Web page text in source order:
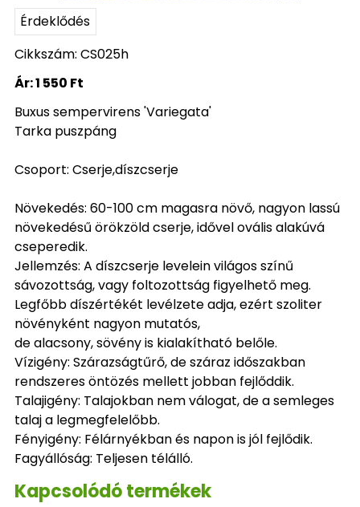
Érdeklődés
Cikkszám: CS025h
Ár:1 550 Ft
Buxus sempervirens 'Variegata'
Tarka puszpáng
Csoport: Cserje,díszcserje
Növekedés: 60-100 cm magasra növő, nagyon lassú
növekedésű örökzöld cserje, idővel ovális alakúvá
cseperedik.
Jellemzés: A díszcserje levelein világos színű
sávozottság, vagy foltozottság figyelhető meg.
Legfőbb díszértékét levélzete adja, ezért szoliter
növényként nagyon mutatós,
de alacsony, sövény is kialakítható belőle.
Vízigény: Szárazságtűrő, de száraz időszakban
rendszeres öntözés mellett jobban fejlőddik.
Talajigény: Talajokban nem válogat, de a semleges
talaj a legmegfelelőbb.
Fényigény: Félárnyékban és napon is jól fejlődik.
Fagyállóság: Teljesen télálló.
Kapcsolódó termékek